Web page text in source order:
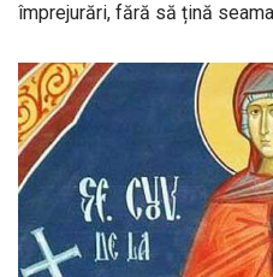
împrejurări, fără să țină